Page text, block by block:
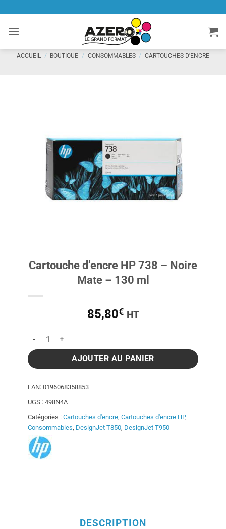
contenu
ACCUEIL / BOUTIQUE / CONSOMMABLES / CARTOUCHES D'ENCRE
Cartouche d’encre HP 738 – Noire
Mate – 130 ml
85,80€ HT
quantité de Cartouche d'encre HP 738 - Noire Mate - 130 ml
AJOUTER AU PANIER
EAN: 0196068358853
UGS : 498N4A
Catégories : Cartouches d'encre Cartouches d'encre HP,
Consommables DesignJet T850 DesignJet T950
DESCRIPTION